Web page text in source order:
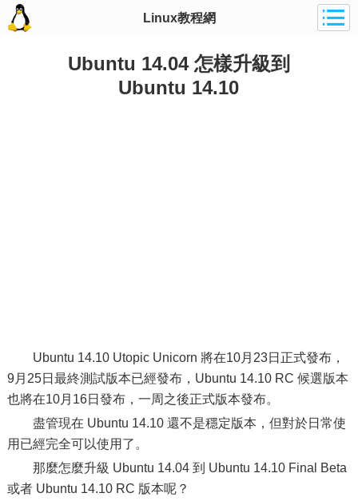
Linux教程網
Ubuntu 14.04 怎樣升級到
Ubuntu 14.10
Ubuntu 14.10 Utopic Unicorn 將在10月23日正式發布，
9月25日最終測試版本已經發布，Ubuntu 14.10 RC 候選版本
也將在10月16日發布，一周之後正式版本發布。
盡管現在 Ubuntu 14.10 還不是穩定版本，但對於日常使
用已經完全可以使用了。
那麼怎麼升級 Ubuntu 14.04 到 Ubuntu 14.10 Final Beta
或者 Ubuntu 14.10 RC 版本呢？